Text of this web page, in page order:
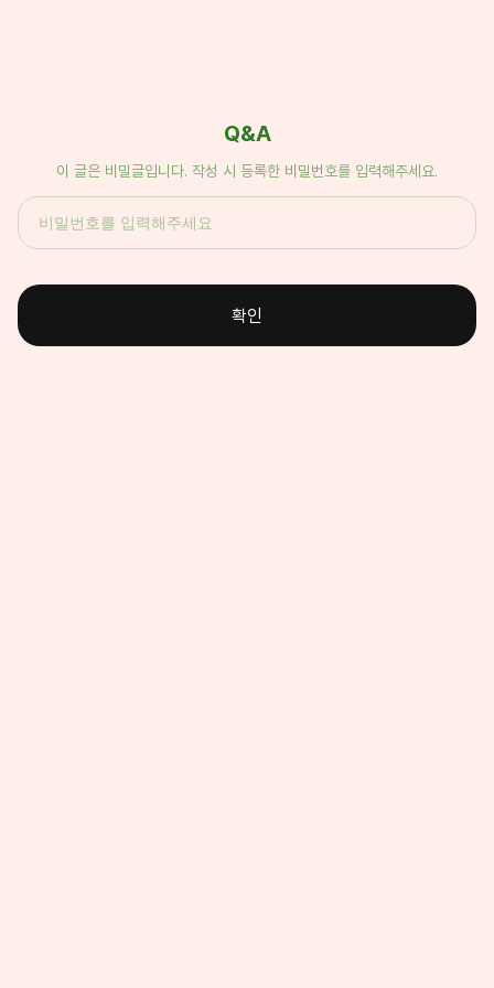
Q&A
이 글은 비밀글입니다. 작성 시 등록한 비밀번호를 입력해주세요.
확인